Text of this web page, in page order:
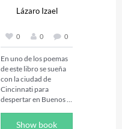
Lázaro Izael
0 0 0
En uno de los poemas
de este libro se sueña
con la ciudad de
Cincinnati para
despertar en Buenos
alguien en México. En
Show book